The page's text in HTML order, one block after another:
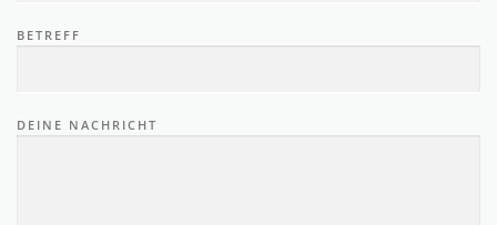
BETREFF
DEINE NACHRICHT